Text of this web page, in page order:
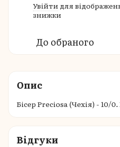
Увійти для
знижки
До обраного
Опис
Бісер Preciosa (Чехія) - 10/0.
Відгуки